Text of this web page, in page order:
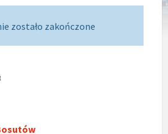
zostało zakończone